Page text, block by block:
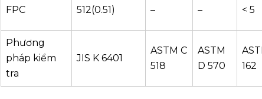
FPC 512(0.51) – – < 5
Phương
pháp kiểm
tra
JIS K 6401
ASTM C
518
ASTM
D 570
162